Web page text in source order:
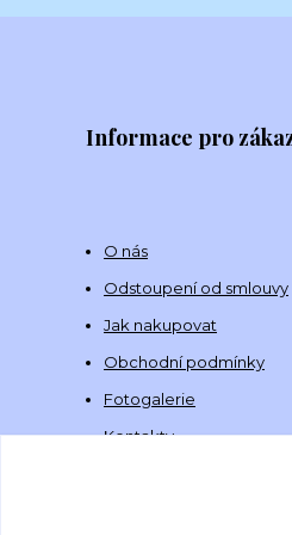
Informace pro
O nás
Odstoupení od smlouvy
Jak nakupovat
Obchodní podmínky
Fotogalerie
Kontakty